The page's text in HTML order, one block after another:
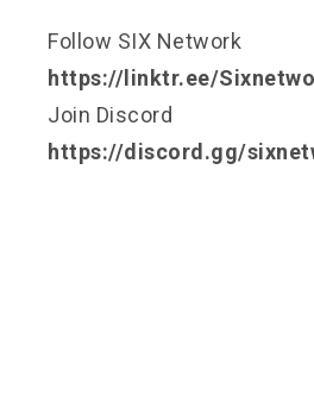
Follow SIX Network
https://linktr.ee/
Join Discord
https://discord.gg/